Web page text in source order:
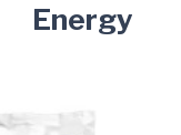
Energy